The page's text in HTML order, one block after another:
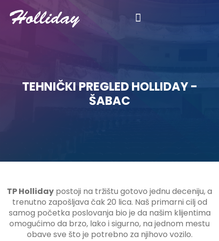
TEHNIČKI PREGLED HOLLIDAY -
ŠABAC
TP Holliday postoji na tržištu gotovo jednu deceniju, a
trenutno zapošljava čak 20 lica. Naš primarni cilj od
samog početka poslovanja bio je da našim klijentima
omogućimo da brzo, lako i sigurno, na jednom mestu
obave sve što je potrebno za njihovo vozilo.